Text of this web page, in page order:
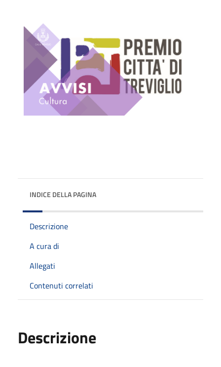
INDICE DELLA PAGINA
Descrizione
A cura di
Allegati
Contenuti correlati
Descrizione